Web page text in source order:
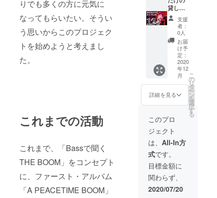
りでも多くの方に元気に
なってもらいたい。そうい
う思いからこのプロジェク
トを始めようと考えまし
た。
これまでの活動
これまで、「Bassで聞く
THE BOOM」をコンセプト
に、ファースト・アルバム
「A PEACETIME BOOM」
目安と
して参
考にさ
せてい
ただき
ます。
記入
例： ・
平日日
中希望
・土日
望 ・平
日夕
希望 ・
いつで
も ※ご
注意
（必ず
お読み
くださ
い） ・
収録日
程は、
参考に
させて
いただ
きま
す。具
体的な
日時
は、お
申込み
後に調
整しま
で、あ
くまで
して参
考にさ
せてい
ただき
記入
例： ・
平日日
中希望
・土日
間違え
ないよ
うにお
申し込
みくだ
さい。
他の曲
の見学
権を同
時にお
申し込
みいた
だくこ
す。 ※
に、ス
タジオ
見学の
希望曜
日・時
間帯を
ご記入
くださ
決めて
実施し
ます。
このリ
ターン
の演奏
曲は、
「おう
ちバイ
バイ」
「ル
ティ
たち野
道」 の
2曲で
す。お
間違え
ないよ
うにお
申し込
みくだ
さい。
他の曲
曲を加
えた計
７曲の
LIVE配
信（約
分）。
山川浩
正が
ベース
または
アコー
ス
ティッ
クギ
ターに
よる弾
き語り
を
YouTub
eLIVEの
限定
URLに
て配信
させて
貸し切
りLIVE
を配信
しま
す。 あ
なたが
選んだ
THE
BOOM
の曲の
中から
５曲
に、山
川浩正
があな
たに聞
かせた
いTHE
BOOM
の選択
楽曲７
曲を加
えた計
１２曲
のLIVE
支援
者：
0人
お届
け予
定：
2020
年12
月
詳細を見る
こ
の
リ
タ
ー
ン
を
選
択
す
る
このプロ
ジェクト
は、 All-In方
式です。
目標金額に
関わらず、
2020/07/20